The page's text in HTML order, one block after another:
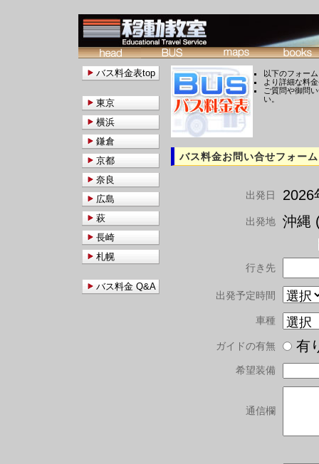
以下のフォー
より詳細な料
ご質問や御問
い。
バス料金お問い合せフォーム
出発日 2026
出発地 沖縄
行き先
出発予定時間
車種
ガイドの有無
希望装備
通信欄
バス料金表top
東京
横浜
鎌倉
京都
奈良
広島
萩
長崎
札幌
バス料金 Q&A